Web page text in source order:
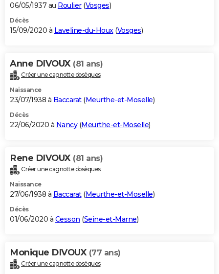
06/05/1937 au Roulier(Vosges)
Décès
15/09/2020 à Laveline-du-Houx(Vosges)
Anne DIVOUX (81 ans)
Créer une cagnotte obsèques
Naissance
23/07/1938 à Baccarat(Meurthe-et-Moselle)
Décès
22/06/2020 à Nancy(Meurthe-et-Moselle)
Rene DIVOUX (81 ans)
Créer une cagnotte obsèques
Naissance
27/06/1938 à Baccarat(Meurthe-et-Moselle)
Décès
01/06/2020 à Cesson (Seine-et-Marne)
Monique DIVOUX (77 ans)
Créer une cagnotte obsèques